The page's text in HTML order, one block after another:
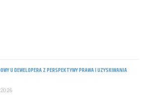
U DEWELOPERA Z PERSPEKTYWY PRAWA I UZYSKIWANIA